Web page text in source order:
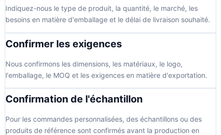
Indiquez-nous le type de produit, la quantité, le marché, les
besoins en matière d'emballage et le délai de livraison souhaité.
Confirmer les exigences
Nous confirmons les dimensions, les matériaux, le logo,
l'emballage, le MOQ et les exigences en matière d'exportation.
Confirmation de l'échantillon
Pour les commandes personnalisées, des échantillons ou des
produits de référence sont confirmés avant la production en